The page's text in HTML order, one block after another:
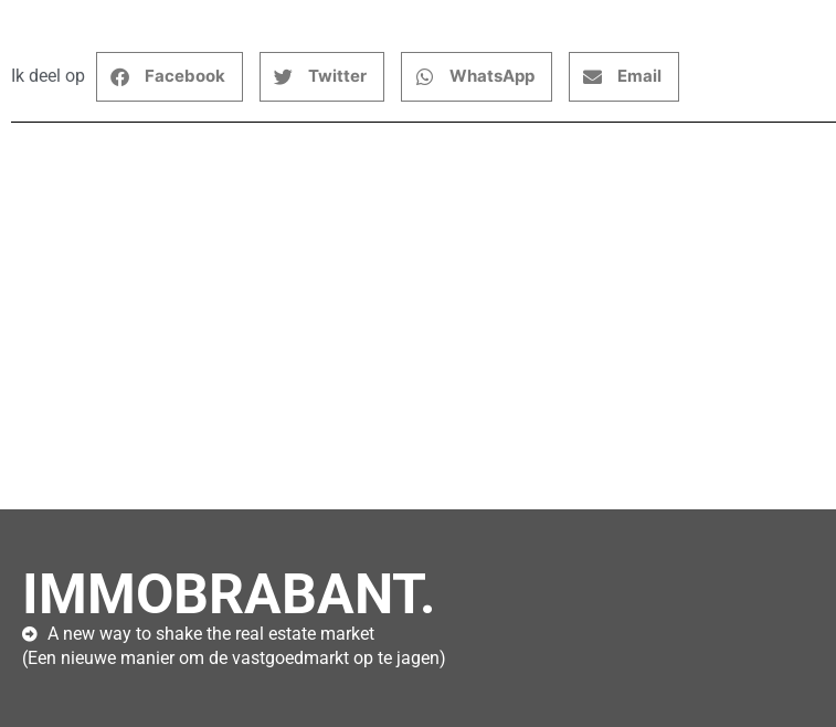
Ik deel op Facebook Twitter WhatsApp Email
IMMOBRABANT.
A new way to shake the real estate market
(Een nieuwe manier om de vastgoedmarkt op te jagen)